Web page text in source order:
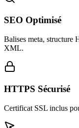
SEO Optimisé
Balises meta, structure
XML.
HTTPS Sécurisé
Certificat SSL inclus